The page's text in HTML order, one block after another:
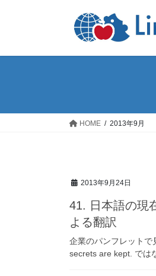
HOME 2013年9月
2013年9月24日
41. 日本語の現
よる翻訳
企業のパンフレット
secrets are kept. では